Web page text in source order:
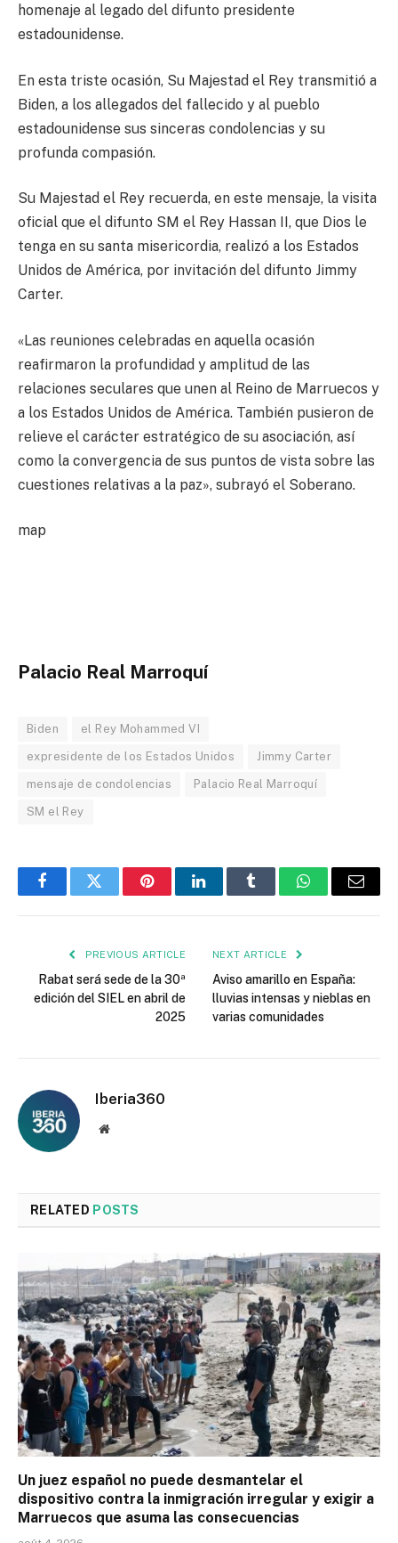
homenaje al legado del difunto presidente
estadounidense.
En esta triste ocasión, Su Majestad el Rey transmitió a
Biden, a los allegados del fallecido y al pueblo
estadounidense sus sinceras condolencias y su
profunda compasión.
Su Majestad el Rey recuerda, en este mensaje, la visita
oficial que el difunto SM el Rey Hassan II, que Dios le
tenga en su santa misericordia, realizó a los Estados
Unidos de América, por invitación del difunto Jimmy
Carter.
«Las reuniones celebradas en aquella ocasión
reafirmaron la profundidad y amplitud de las
relaciones seculares que unen al Reino de Marruecos y
a los Estados Unidos de América. También pusieron de
relieve el carácter estratégico de su asociación, así
como la convergencia de sus puntos de vista sobre las
cuestiones relativas a la paz», subrayó el Soberano.
map
Palacio Real Marroquí
Biden el Rey Mohammed VI
expresidente de los Estados Unidos Jimmy Carter
mensaje de condolencias Palacio Real Marroquí
SM el Rey
FacebookTwitter PinterestLinkedInTumblr WhatsAppEmail
PREVIOUS ARTICLE
Rabat será sede de la 30ª
edición del SIEL en abril de
2025
NEXT ARTICLE
Aviso amarillo en España:
lluvias intensas y nieblas en
varias comunidades
Iberia360
Website
RELATED POSTS
Un juez español no puede desmantelar el
dispositivo contra la inmigración irregular y exigir a
Marruecos que asuma las consecuencias